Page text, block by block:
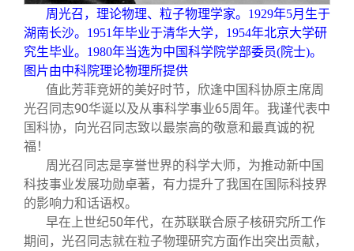
周光召，理论物理、粒子物理学家。1929年5月生于
湖南长沙。1951年毕业于清华大学，1954年北京大学研
究生毕业。1980年当选为中国科学院学部委员(院士)。
图片由中科院理论物理所提供
值此芳菲竞妍的美好时节，欣逢中国科协原主席周
光召同志90华诞以及从事科学事业65周年。我谨代表中
国科协，向光召同志致以最崇高的敬意和最真诚的祝
福！
周光召同志是享誉世界的科学大师，为推动新中国
科技事业发展功勋卓著，有力提升了我国在国际科技界
的影响力和话语权。
早在上世纪50年代，在苏联联合原子核研究所工作
期间，光召同志就在粒子物理研究方面作出突出贡献，